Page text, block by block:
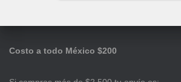
Costo a todo México $200